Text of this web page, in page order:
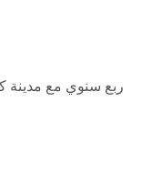
ربع سنوي مع مدينة